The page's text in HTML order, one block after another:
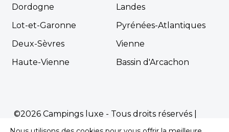
La Teste-de-Buch, Gironde , Nouvelle-Aquitaine
Dordogne
Landes
Lot-et-Garonne
Pyrénées-Atlantiques
Deux-Sèvres
Vienne
Haute-Vienne
Bassin d'Arcachon
©2026 Campings luxe - Tous droits réservés |